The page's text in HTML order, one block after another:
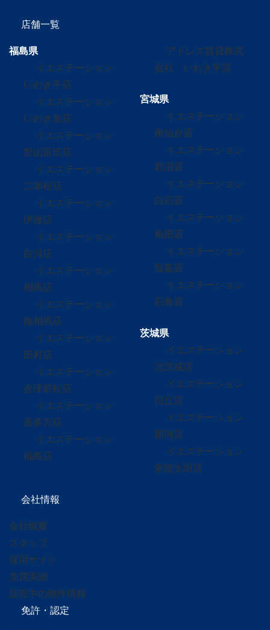
店舗一覧
福島県
イエステーション
いわき平店
イエステーション
いわき泉店
イエステーション
郡山富田店
イエステーション
二本松店
イエステーション
伊達店
イエステーション
白河店
イエステーション
相馬店
イエステーション
南相馬店
イエステーション
田村店
イエステーション
会津若松店
イエステーション
喜多方店
イエステーション
福島店
アドレス賃貸株式
会社 いわき平店
宮城県
イエステーション
南仙台店
イエステーション
岩沼店
イエステーション
白石店
イエステーション
角田店
イエステーション
塩竈店
イエステーション
石巻店
茨城県
イエステーション
北茨城店
イエステーション
日立店
イエステーション
那珂店
イエステーション
常陸太田店
会社情報
会社概要
スタッフ
採用サイト
売買実績
販売中の物件情報
免許・認定